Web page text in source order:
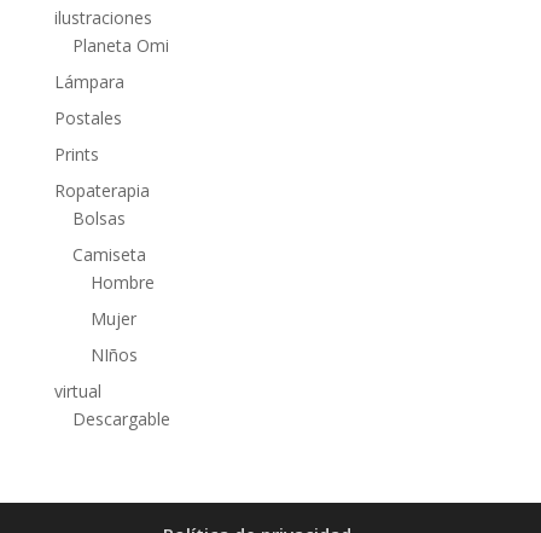
ilustraciones
Planeta Omi
Lámpara
Postales
Prints
Ropaterapia
Bolsas
Camiseta
Hombre
Mujer
NIños
virtual
Descargable